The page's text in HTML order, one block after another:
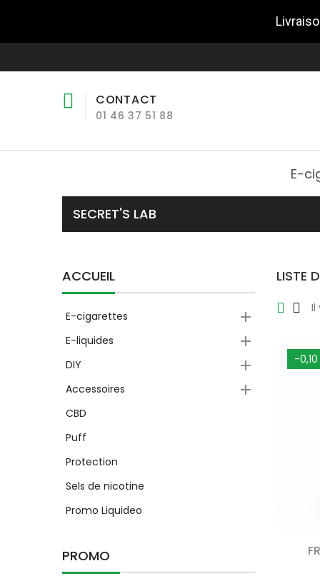
CONTACT
01 46 37 51 88
E-
SECRET'S LAB
ACCUEIL
E-cigarettes 
E-liquides 
DIY 
Accessoires 
CBD
Puff
Protection
Sels de nicotine
Promo Liquideo
PROMO
LISTE
Il
-